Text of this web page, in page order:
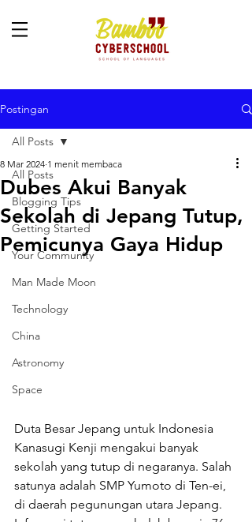
Postingan
All Posts
Blogging Tips
Getting Started
Your Community
Man Made Moon
Technology
China
Astronomy
Space
All Posts
Dubes Akui Banyak
Sekolah di Jepang Tutup,
Pemicunya Gaya Hidup
8 Mar 2024 1 menit membaca
Duta Besar Jepang untuk Indonesia
Kanasugi Kenji mengakui banyak
sekolah yang tutup di negaranya. Salah
satunya adalah SMP Yumoto di Ten-ei,
di daerah pegunungan utara Jepang.